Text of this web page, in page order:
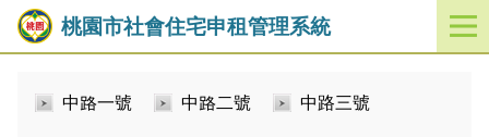
桃園市社會住宅申租管理系統
開
啟
中路一號 中路二號 中路三號